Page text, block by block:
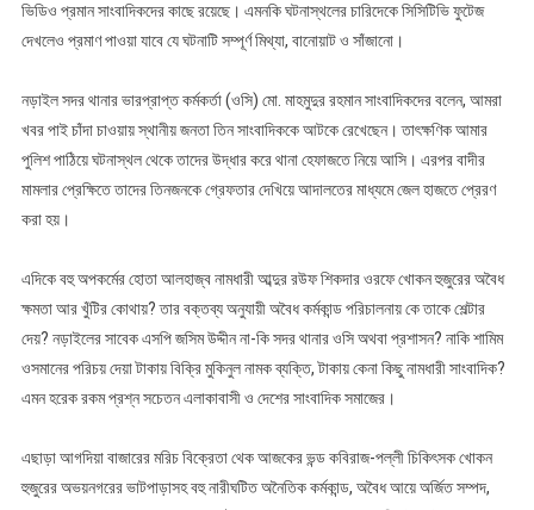
ভিডিও প্রমান সাংবাদিকদের কাছে রয়েছে। এমনকি ঘটনাস্থলের চারিদেকে সিসিটিভি ফুটেজ
দেখলেও প্রমাণ পাওয়া যাবে যে ঘটনাটি সম্পূর্ণ মিথ্যা, বানোয়াট ও সাঁজানো।
নড়াইল সদর থানার ভারপ্রাপ্ত কর্মকর্তা (ওসি) মো. মাহমুদুর রহমান সাংবাদিকদের বলেন, আমরা
খবর পাই চাঁদা চাওয়ায় স্থানীয় জনতা তিন সাংবাদিককে আটকে রেখেছেন। তাৎক্ষণিক আমার
পুলিশ পাঠিয়ে ঘটনাস্থল থেকে তাদের উদ্ধার করে থানা হেফাজতে নিয়ে আসি। এরপর বাদীর
মামলার প্রেক্ষিতে তাদের তিনজনকে গ্রেফতার দেখিয়ে আদালতের মাধ্যমে জেল হাজতে প্রেরণ
করা হয়।
এদিকে বহু অপকর্মের হোতা আলহাজ্ব নামধারী আব্দুর রউফ শিকদার ওরফে খোকন হুজুরের অবৈধ
ক্ষমতা আর খুঁটির কোথায়? তার বক্তব্য অনুযায়ী অবৈধ কর্মকান্ড পরিচালনায় কে তাকে শেল্টার
দেয়? নড়াইলের সাবেক এসপি জসিম উদ্দীন না-কি সদর থানার ওসি অথবা প্রশাসন? নাকি শামিম
ওসমানের পরিচয় দেয়া টাকায় বিক্রি মুকিনুল নামক ব্যক্তি, টাকায় কেনা কিছু নামধারী সাংবাদিক?
এমন হরেক রকম প্রশ্ন সচেতন এলাকাবাসী ও দেশের সাংবাদিক সমাজের।
এছাড়া আগদিয়া বাজারের মরিচ বিক্রেতা থেক আজকের ভন্ড কবিরাজ-পল্লী চিকিৎসক খোকন
হুজুরের অভয়নগরের ভাটপাড়াসহ বহু নারীঘটিত অনৈতিক কর্মকান্ড, অবৈধ আয়ে অর্জিত সম্পদ,